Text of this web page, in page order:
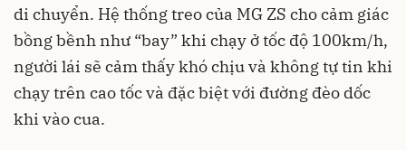
di chuyển. Hệ thống treo của MG ZS cho cảm giác
bồng bềnh như “bay” khi chạy ở tốc độ 100km/h,
người lái sẽ cảm thấy khó chịu và không tự tin khi
chạy trên cao tốc và đặc biệt với đường đèo dốc
khi vào cua.